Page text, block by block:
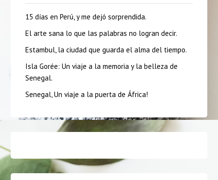
15 días en Perú, y me dejó sorprendida.
El arte sana lo que las palabras no logran decir.
Estambul, la ciudad que guarda el alma del tiempo.
Isla Gorée: Un viaje a la memoria y la belleza de
Senegal.
Senegal, Un viaje a la puerta de África!